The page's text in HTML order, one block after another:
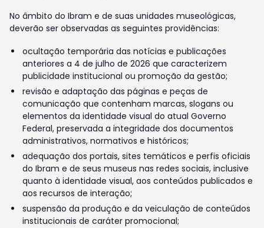
No âmbito do Ibram e de suas unidades museológicas,
deverão ser observadas as seguintes providências:
ocultação temporária das notícias e publicações
anteriores a 4 de julho de 2026 que caracterizem
publicidade institucional ou promoção da gestão;
revisão e adaptação das páginas e peças de
comunicação que contenham marcas, slogans ou
elementos da identidade visual do atual Governo
Federal, preservada a integridade dos documentos
administrativos, normativos e históricos;
adequação dos portais, sites temáticos e perfis oficiais
do Ibram e de seus museus nas redes sociais, inclusive
quanto à identidade visual, aos conteúdos publicados e
aos recursos de interação;
suspensão da produção e da veiculação de conteúdos
institucionais de caráter promocional;